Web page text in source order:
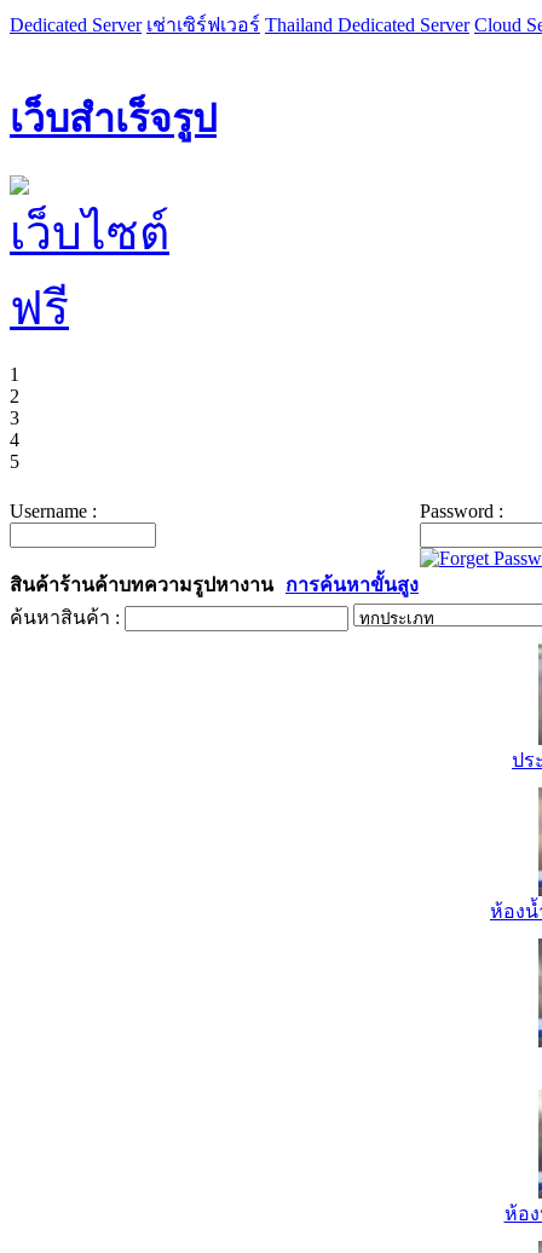
Dedicated Server เช่าเซิร์ฟเวอร์ Thailand Dedicated Server Cloud
เว็บสำเร็จรูป
1
2
3
4
5
Username : Password :
สินค้าร้านค้าบทความรูปหางาน
การค้นหาขั้นสูง
ค้นหาสินค้า :
ปร
ห้องน้
ห้อ